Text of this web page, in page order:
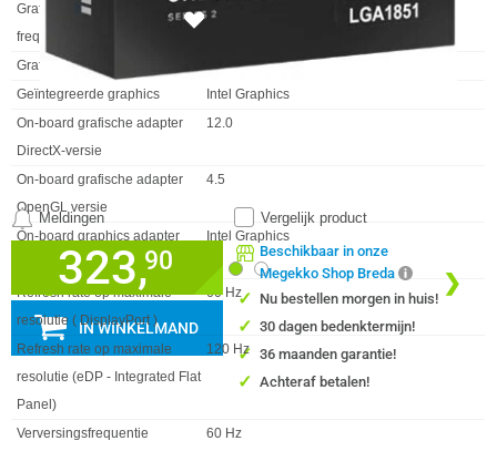
❯
143x
323,90
IN WINKELMAND
Beschikbaar in onze
Megekko Shop Breda
✓ Nu bestellen morgen in huis!
✓ 30 dagen bedenktermijn!
✓ 36 maanden garantie!
✓ Achteraf betalen!
Vergelijk product
Meldingen
Grafische max dynamische
frequentie
2000 MHz
Grafische uitvoer
eDP1.4b, DP 2.1 UHBR20, HDMI 2.1 FRL
Geïntegreerde graphics
Intel Graphics
On-board grafische adapter
DirectX-versie
12.0
On-board grafische adapter
OpenGL versie
4.5
On-board graphics adapter
Intel Graphics
Refresh rate op maximale
resolutie ( DisplayPort )
60 Hz
Refresh rate op maximale
resolutie (eDP - Integrated Flat
Panel)
120 Hz
Verversingsfrequentie
60 Hz